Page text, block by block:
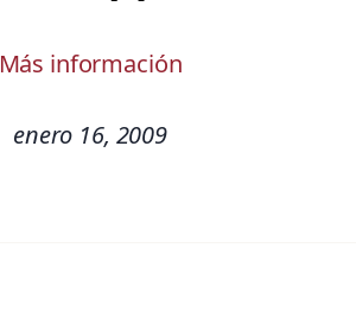
Más información
enero 16, 2009